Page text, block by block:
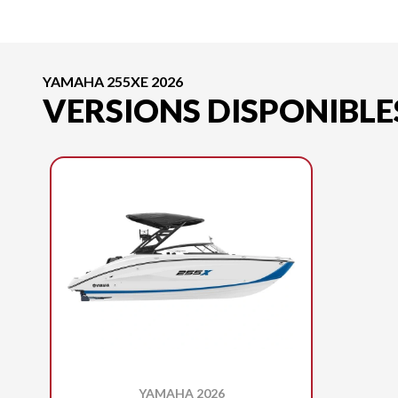
YAMAHA 255XE 2026
VERSIONS
YAMAHA 2026